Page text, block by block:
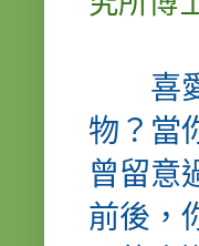
喜愛
物？當
曾留意
前後，